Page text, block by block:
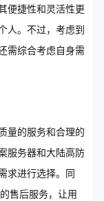
便捷性和灵活性更
人。不过，考虑到
需综合考虑自身需
量的服务和合理的
服务器和大陆高防
求进行选择。同
售后服务，让用